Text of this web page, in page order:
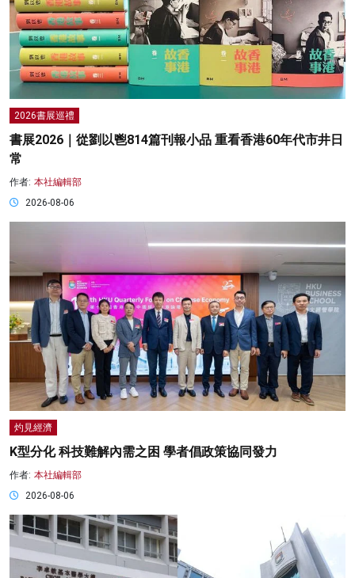
2026書展巡禮
書展2026｜從劉以鬯814篇刊報小品 重看香港60年代市井日
常
作者: 本社編輯部
2026-08-06
灼見經濟
K型分化 科技難解內需之困 學者倡政策協同發力
作者: 本社編輯部
2026-08-06